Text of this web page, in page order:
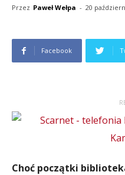
Przez Paweł Wełpa - 20
Facebook
Choć początki